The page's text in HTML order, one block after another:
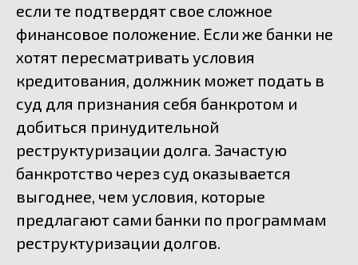
если те подтвердят свое сложное
финансовое положение. Если же банки не
хотят пересматривать условия
кредитования, должник может подать в
суд для признания себя банкротом и
добиться принудительной
реструктуризации долга. Зачастую
банкротство через суд оказывается
выгоднее, чем условия, которые
предлагают сами банки по программам
реструктуризации долгов.